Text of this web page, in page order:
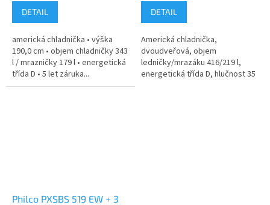
DETAIL
americká chladnička • výška
190,0 cm • objem chladničky 343
l / mrazničky 179 l • energetická
třída D • 5 let záruka...
DETAIL
Americká chladnička,
dvoudveřová, objem
ledničky/mrazáku 416/219 l,
energetická třída D, hlučnost 35
Philco PXSBS 519 EW + 3